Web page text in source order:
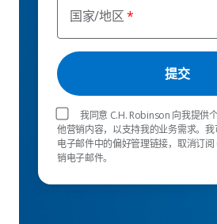
国家/地区
我同意 C.H. Robinson 向我提供
他营销内容，以支持我的业务需求。
电子邮件中的偏好管理链接，取消订
销电子邮件。